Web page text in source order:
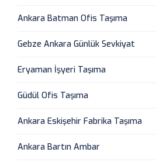
Ankara Batman Ofis Taşıma
Gebze Ankara Günlük Sevkiyat
Eryaman İşyeri Taşıma
Güdül Ofis Taşıma
Ankara Eskişehir Fabrika Taşıma
Ankara Bartın Ambar